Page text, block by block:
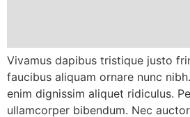
Vivamus dapibus tristique justo
faucibus aliquam ornare nunc
enim dignissim aliquet ridiculus.
ullamcorper bibendum. Nec